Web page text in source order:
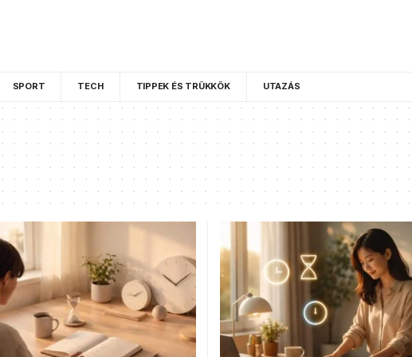
SPORT TECH TIPPEK ÉS TRÜKKÖK UTAZÁS